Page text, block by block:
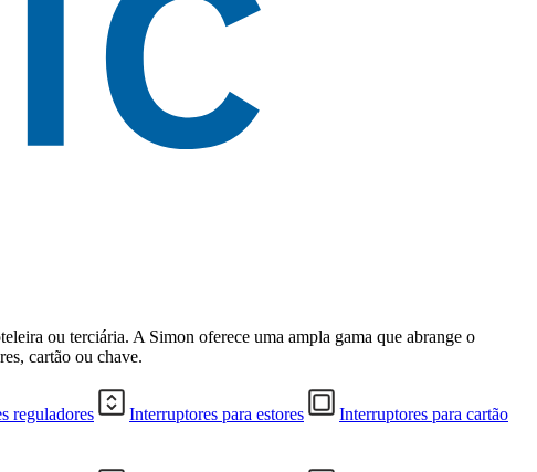
ou terciária. A Simon oferece uma ampla gama que abrange o
cartão ou chave.
reguladores Interruptores para estores Interruptores para cartão